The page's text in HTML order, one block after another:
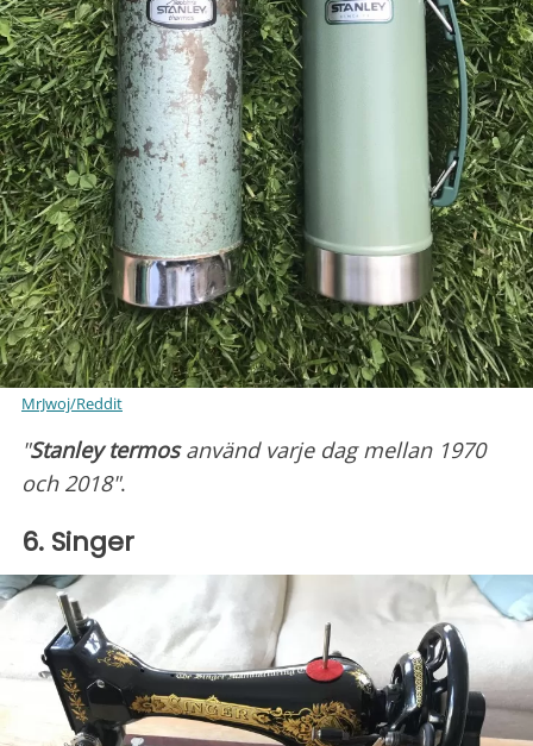
MrJwoj/Reddit
"Stanley termosanvänd varje dag mellan 1970
och 2018".
6. Singer